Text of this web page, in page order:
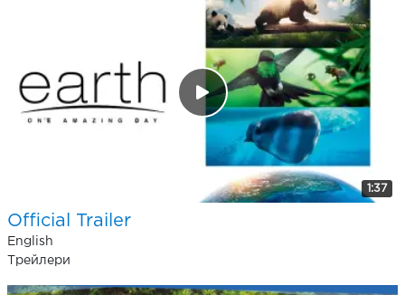
1:37
Official Trailer
English
Трейлери